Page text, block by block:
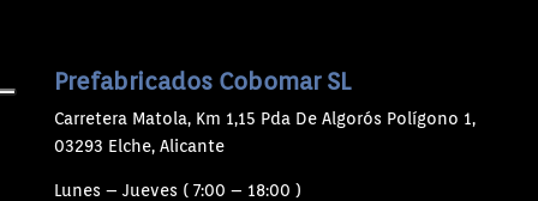
Prefabricados Cobomar SL
Carretera Matola, Km 1,15 Pda De Algorós Polígono 1,
03293 Elche, Alicante
Lunes – Jueves ( 7:00 – 18:00 )